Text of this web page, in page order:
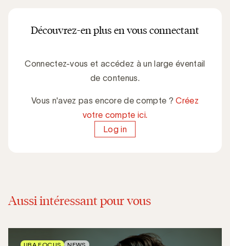
Découvrez-en plus en vous connectant
Connectez-vous et accédez à un large éventail
de contenus.
Vous n'avez pas encore de compte ?Créez
votre compte ici.
Log in
Aussi intéressant pour vous